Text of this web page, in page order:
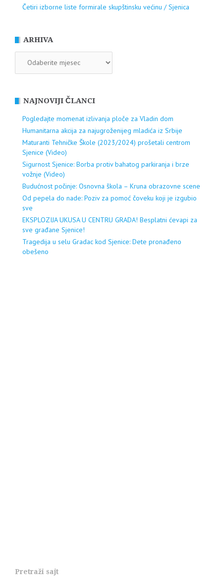
Četiri izborne liste formirale skupštinsku većinu / Sjenica
ARHIVA
NAJNOVIJI ČLANCI
Pogledajte momenat izlivanja ploče za Vladin dom
Humanitarna akcija za najugroženijeg mladića iz Srbije
Maturanti Tehničke Škole (2023/2024) prošetali centrom
Sjenice (Video)
Sigurnost Sjenice: Borba protiv bahatog parkiranja i brze
vožnje (Video)
Budućnost počinje: Osnovna škola – Kruna obrazovne scene
Od pepela do nade: Poziv za pomoć čoveku koji je izgubio
sve
EKSPLOZIJA UKUSA U CENTRU GRADA! Besplatni ćevapi za
sve građane Sjenice!
Tragedija u selu Gradac kod Sjenice: Dete pronađeno
obešeno
Pretraži sajt